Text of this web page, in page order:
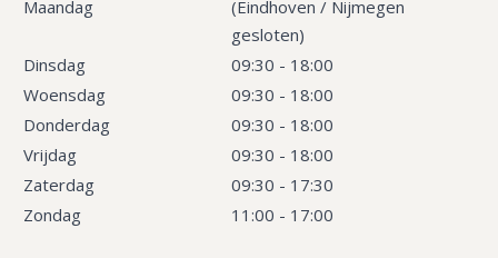
Maandag
(Eindhoven / Nijmegen
gesloten)
Dinsdag
09:30 - 18:00
Woensdag
09:30 - 18:00
Donderdag
09:30 - 18:00
Vrijdag
09:30 - 18:00
Zaterdag
09:30 - 17:30
Zondag
11:00 - 17:00